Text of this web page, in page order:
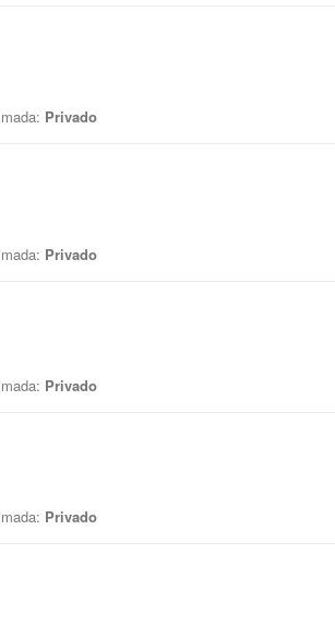
Privado
Privado
Privado
Privado